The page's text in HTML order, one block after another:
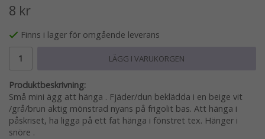
8 kr
Finns i lager för omgående leverans
LÄGG I VARUKORGEN
Produktbeskrivning:
Små mini ägg att hänga . Fjäder/dun beklädda i en beige vit
/grå/brun aktig mönstrad nyans på frigolit bas. Att hänga i
påskriset, ha ligga på ett fat hänga i fönstret tex. Hänger i
snöre .